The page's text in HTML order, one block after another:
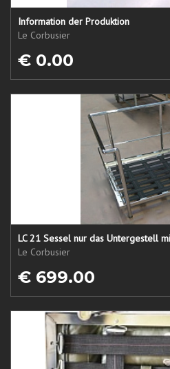
Information der Produktion
Le Corbusier
€ 0.00
LC 21 Sessel nur das Untergestell
Le Corbusier
€ 699.00